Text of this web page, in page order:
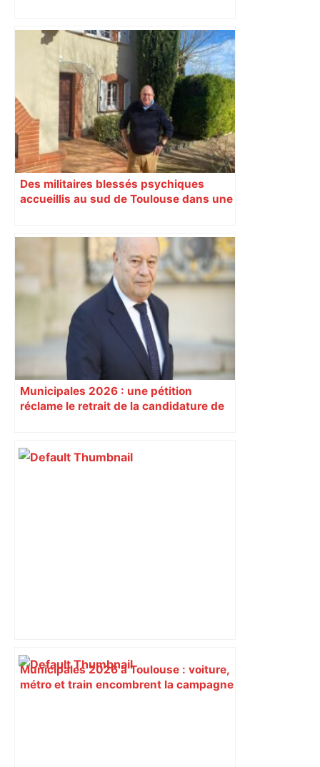
Un homme allongé sur les rails : il
meurt percuté par un train, le trafic
ferroviaire à l’arrêt dans le Lauragais,
au sud de Toulouse – ladepeche.fr
Des militaires blessés psychiques
accueillis au sud de Toulouse dans une
Municipales 2026 : une pétition
réclame le retrait de la candidature de
Municipales 2026 à Toulouse : voiture,
métro et train encombrent la campagne